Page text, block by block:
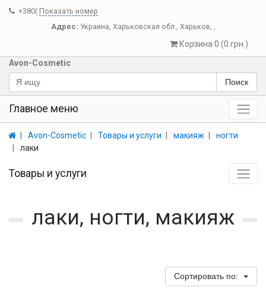
+380( Показать номер
Адрес: Украина, Харьковская обл., Харьков, ,
Корзина 0 (0 грн.)
Avon-Cosmetic
Поиск
Главное меню
Avon-Cosmetic Товары и услуги макияж
ногти
лаки
Товары и услуги
лаки, ногти, макияж
Сортировать по: